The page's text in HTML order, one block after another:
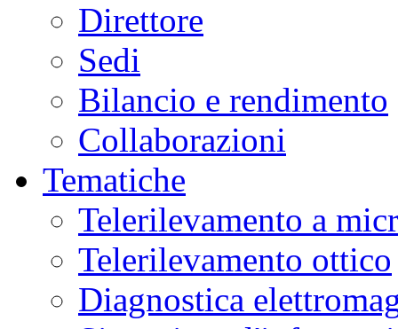
Direttore
Sedi
Bilancio e rendimento
Collaborazioni
Tematiche
Telerilevamento a
Telerilevamento ottico
Diagnostica